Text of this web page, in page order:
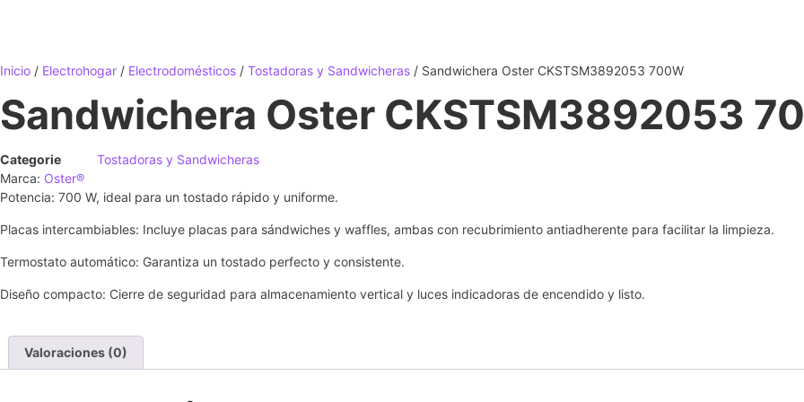
Inicio / Electrohogar / Electrodomésticos / Tostadoras y Sandwicheras / Sandwichera Oster CKSTSM3892053 700W
Sandwichera Oster CKSTSM3892053
Categorie
Tostadoras y Sandwicheras
Marca: Oster®
Potencia: 700 W, ideal para un tostado rápido y uniforme.
Placas intercambiables: Incluye placas para sándwiches y waffles, ambas con recubrimiento antiadherente para facilitar la limpieza.
Termostato automático: Garantiza un tostado perfecto y consistente.
Diseño compacto: Cierre de seguridad para almacenamiento vertical y luces indicadoras de encendido y listo.
Valoraciones (0)